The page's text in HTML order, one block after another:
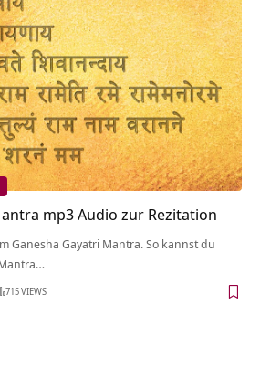
mp3 Audio zur Rezitation
Ganesha Gayatri Mantra. So kannst du
715 VIEWS